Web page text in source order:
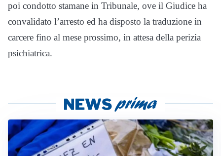
poi condotto stamane in Tribunale, ove il Giudice ha
convalidato l’arresto ed ha disposto la traduzione in
carcere fino al mese prossimo, in attesa della perizia
psichiatrica.